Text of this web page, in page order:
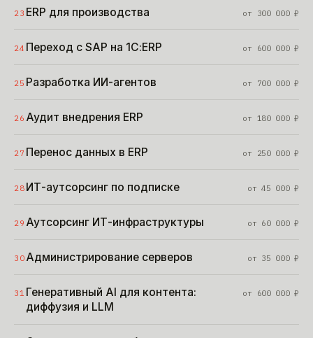
23 ERP для производства от 300 000₽
24 Переход с SAP на 1С:ERP от 600 000₽
25 Разработка ИИ-агентов от 700 000₽
26 Аудит внедрения ERP от 180 000₽
27 Перенос данных в ERP от 250 000₽
28 ИТ-аутсорсинг по подписке от45 000₽
29 Аутсорсинг ИТ-инфраструктуры от 60 000₽
30 Администрирование серверов от 35 000₽
31 Генеративный AI для контента:
диффузия и LLM
от 600 000₽